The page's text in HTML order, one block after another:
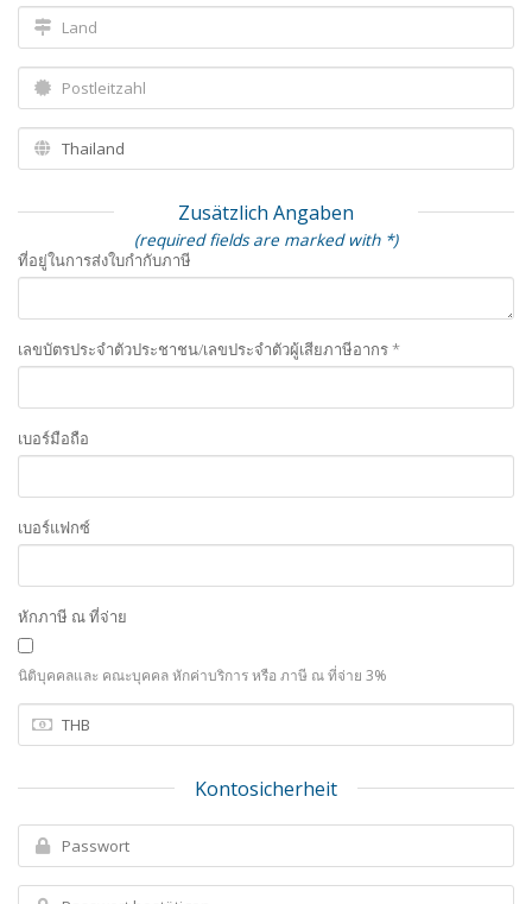
Zusätzlich Angaben
(required fields are marked with *)
ที่อยู่ในการส่งใบกำกับภาษี
เลขบัตรประจำตัวประชาชน/เลขประจำตัวผู้เสียภาษีอากร *
เบอร์มือถือ
เบอร์แฟกซ์
หักภาษี ณ ที่จ่าย
นิติบุคคลและ คณะบุคคล หักค่าบริการ หรือ ภาษี ณ ที่จ่าย 3%
Kontosicherheit